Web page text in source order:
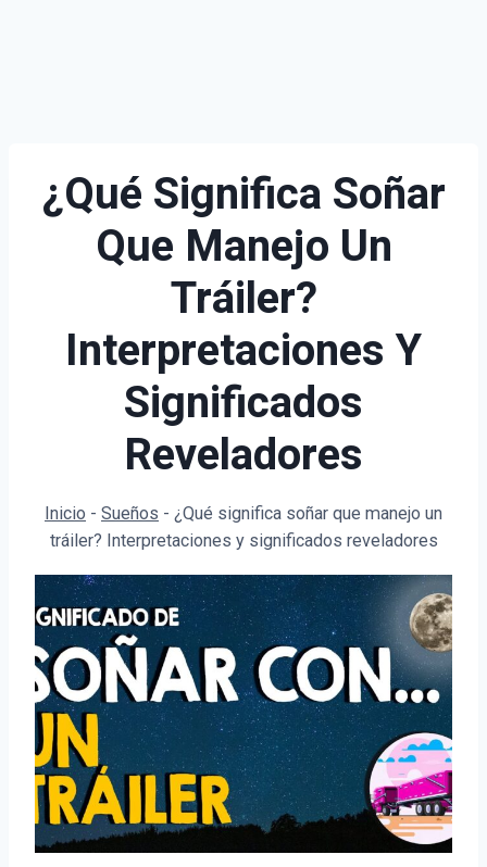
¿Qué Significa Soñar
Que Manejo Un
Tráiler?
Interpretaciones Y
Significados
Reveladores
Inicio - Sueños - ¿Qué significa soñar que manejo un
tráiler? Interpretaciones y significados reveladores